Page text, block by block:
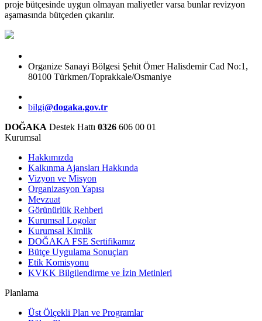
proje bütçesinde uygun olmayan maliyetler varsa bunlar revizyon
aşamasında bütçeden çıkarılır.
Organize Sanayi Bölgesi Şehit Ömer Halisdemir Cad No:1,
80100 Türkmen/Toprakkale/Osmaniye
bilgi@dogaka.gov.tr
DOĞAKA Destek Hattı 0326 606 00 01
Kurumsal
Hakkımızda
Kalkınma Ajansları Hakkında
Vizyon ve Misyon
Organizasyon Yapısı
Mevzuat
Görünürlük Rehberi
Kurumsal Logolar
Kurumsal Kimlik
DOĞAKA FSE Sertifikamız
Bütçe Uygulama Sonuçları
Etik Komisyonu
KVKK Bilgilendirme ve İzin Metinleri
Planlama
Üst Ölçekli Plan ve Programlar